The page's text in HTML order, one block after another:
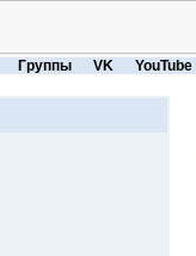
Группы VK YouTube